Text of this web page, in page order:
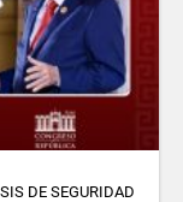
DE SEGURIDAD